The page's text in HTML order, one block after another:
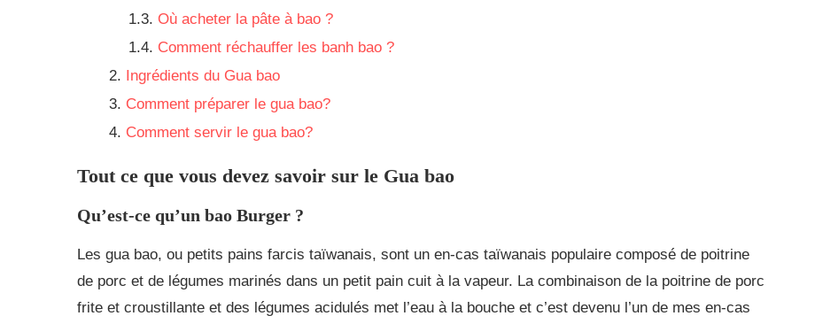
Où acheter la pâte à bao ?
Comment réchauffer les banh bao ?
Ingrédients du Gua bao
Comment préparer le gua bao?
Comment servir le gua bao?
Tout ce que vous devez savoir sur le Gua bao
Qu’est-ce qu’un bao Burger ?
Les gua bao, ou petits pains farcis taïwanais, sont un en-cas taïwanais populaire composé de poitrine
de porc et de légumes marinés dans un petit pain cuit à la vapeur. La combinaison de la poitrine de porc
frite et croustillante et des légumes acidulés met l’eau à la bouche et c’est devenu l’un de mes en-cas